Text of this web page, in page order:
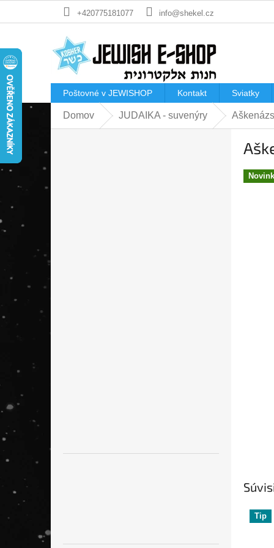
+420775181077 info@shekel.cz
Poštovné v JEWISHOP Kontakt Sviatky
Domov JUDAIKA - suvenýry
Tip